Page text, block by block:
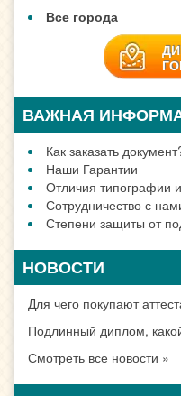
Все города
ВАЖНАЯ
Как заказать
Наши Гарантии
Отличия типографии
Сотрудничество с
Степени защиты от
НОВОСТИ
Для чего покупают
Подлинный диплом,
Смотреть все новости »